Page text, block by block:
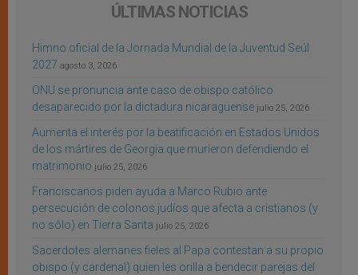
ÚLTIMAS NOTICIAS
Himno oficial de la Jornada Mundial de la Juventud Seúl
2027 agosto 3, 2026
ONU se pronuncia ante caso de obispo católico
desaparecido por la dictadura nicaragüense julio 25, 2026
Aumenta el interés por la beatificación en Estados Unidos
de los mártires de Georgia que murieron defendiendo el
matrimonio julio 25, 2026
Franciscanos piden ayuda a Marco Rubio ante
persecución de colonos judíos que afecta a cristianos (y
no sólo) en Tierra Santa julio 25, 2026
Sacerdotes alemanes fieles al Papa contestan a su propio
obispo (y cardenal) quien les orilla a bendecir parejas del